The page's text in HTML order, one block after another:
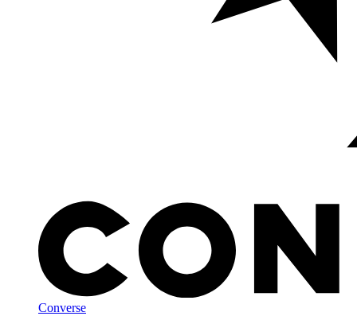
Converse